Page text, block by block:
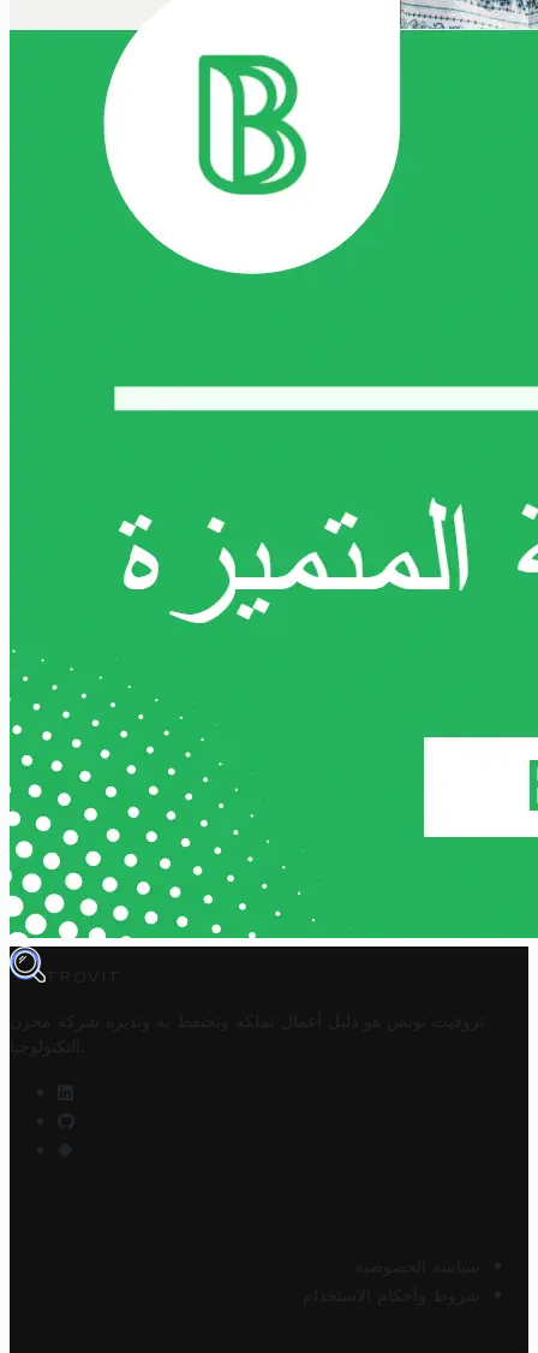
TROVIT
تروفيت تونس هو دليل أعمال تملكه وتحتفظ به وتديره
شركة مخزن
التكنولوجيا
سياسة الخصوصية
شروط وأحكام الاستخدام